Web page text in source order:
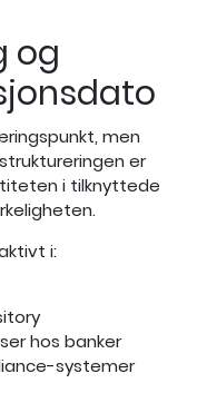
og
men
er
i tilknyttede
i:
hos banker
systemer